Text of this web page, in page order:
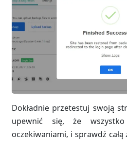
Dokładnie przetestuj swoją
upewnić się, że
oczekiwaniami, i sprawdź